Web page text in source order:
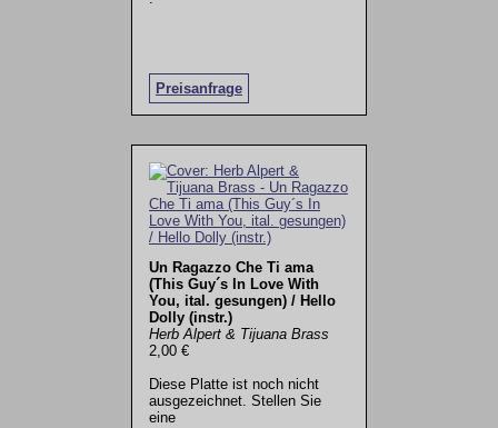
Preisanfrage
Un Ragazzo Che Ti ama
(This Guy´s In Love With
You, ital. gesungen) / Hello
Dolly (instr.)
Herb Alpert & Tijuana Brass
2,00 €
Diese Platte ist noch nicht
ausgezeichnet. Stellen Sie
eine